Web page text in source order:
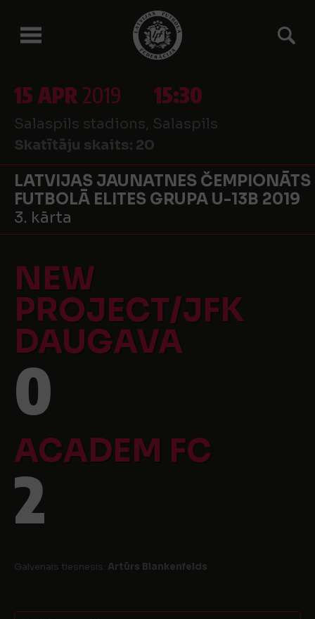
15 APR2019 15:30
Salaspils stadions, Salaspils
Skatītāju skaits: 20
LATVIJAS JAUNATNES ČEMPIONĀTS
FUTBOLĀ ELITES GRUPA U-13B 2019
3. kārta
NEW
PROJECT/JFK
DAUGAVA
0
ACADEM FC
2
Galvenais tiesnesis: Artūrs Blankenfelds